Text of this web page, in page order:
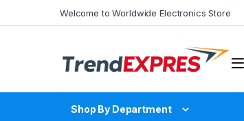
Welcome to Worldwide Electronics Store
Shop By Department